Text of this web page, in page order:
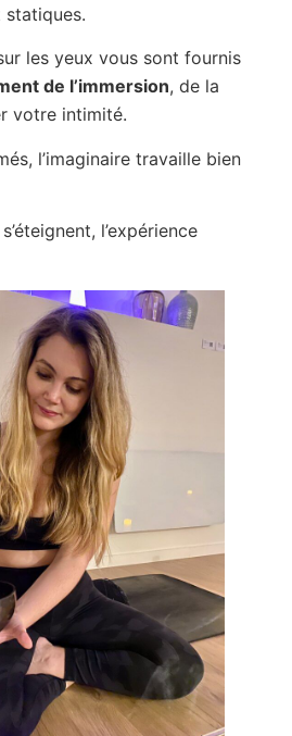
statiques.
les yeux vous sont fournis
de l’immersion, de la
votre intimité.
l’imaginaire travaille bien
l’expérience